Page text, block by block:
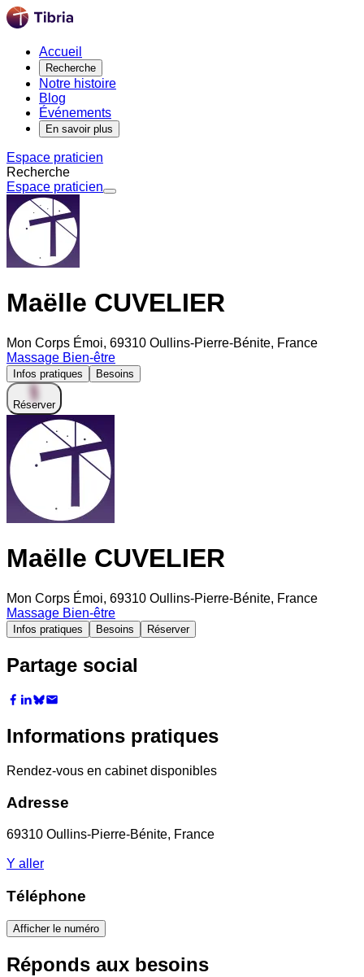
Accueil
Recherche
Notre histoire
Blog
Événements
En savoir plus
Espace praticien
Recherche
Espace praticien
Maëlle CUVELIER
Mon Corps Émoi, 69310 Oullins-Pierre-Bénite, France
Massage Bien-être
Infos pratiques Besoins
Réserver
Maëlle CUVELIER
Mon Corps Émoi, 69310 Oullins-Pierre-Bénite, France
Massage Bien-être
Infos pratiques Besoins Réserver
Partage social
Informations pratiques
Rendez-vous en cabinet disponibles
Adresse
69310 Oullins-Pierre-Bénite, France
Y aller
Téléphone
Afficher le numéro
Réponds aux besoins